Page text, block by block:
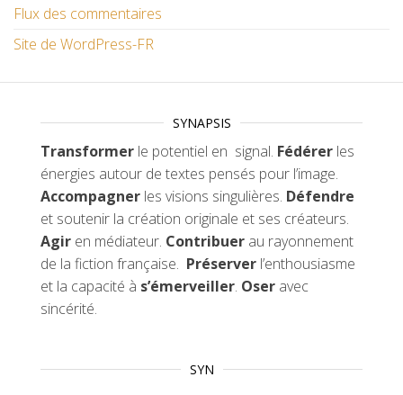
Flux des commentaires
Site de WordPress-FR
SYNAPSIS
Transformer le potentiel en signal. Fédérer les
énergies autour de textes pensés pour l’image.
Accompagner les visions singulières. Défendre
et soutenir la création originale et ses créateurs.
Agir en médiateur. Contribuer au rayonnement
de la fiction française. Préserver l’enthousiasme
et la capacité à s’émerveiller. Oser avec
sincérité.
SYN